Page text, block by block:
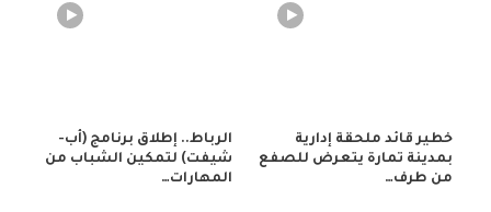
خطير قائد ملحقة إدارية
بمدينة تمارة يتعرض للصفع
من طرف…
الرباط.. إطلاق برنامج (أب-
شيفت) لتمكين الشباب من
المهارات…